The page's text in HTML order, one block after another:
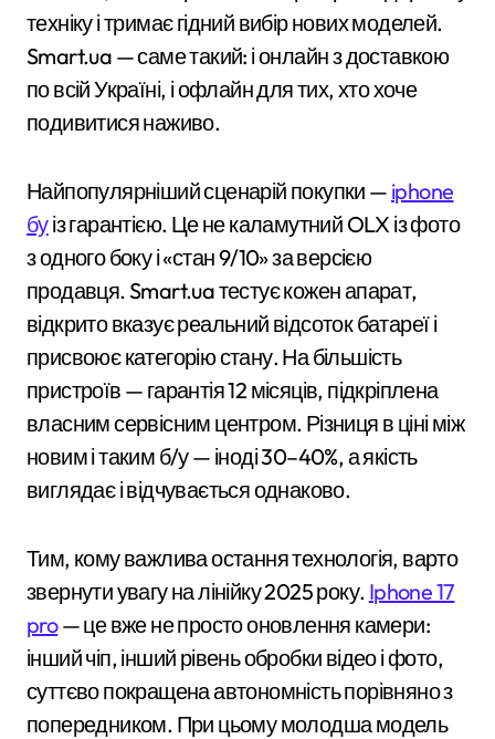
техніку і тримає гідний вибір нових моделей.
Smart.ua — саме такий: і онлайн з доставкою
по всій Україні, і офлайн для тих, хто хоче
подивитися наживо.
Найпопулярніший сценарій покупки — iphone
буіз гарантією. Це не каламутний OLX із фото
з одного боку і «стан 9/10» за версією
продавця. Smart.ua тестує кожен апарат,
відкрито вказує реальний відсоток батареї і
присвоює категорію стану. На більшість
пристроїв — гарантія 12 місяців, підкріплена
власним сервісним центром. Різниця в ціні між
новим і таким б/у — іноді 30–40%, а якість
виглядає і відчувається однаково.
Тим, кому важлива остання технологія, варто
звернути увагу на лінійку 2025 року. Iphone 17
pro— це вже не просто оновлення камери:
інший чіп, інший рівень обробки відео і фото,
суттєво покращена автономність порівняно з
попередником. При цьому молодша модель